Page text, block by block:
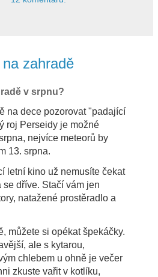
zahradě
v srpnu?
na dece pozorovat "padající
roj Perseidy je možné
nejvíce meteorů by
13. srpna.
letní kino už nemusíte čekat
se dříve. Stačí vám jen
natažené prostěradlo a
můžete si opékat špekáčky.
ale s kytarou,
chlebem u ohně je večer
zkuste vařit v kotlíku,